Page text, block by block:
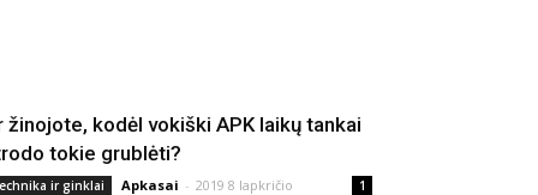
žinojote, kodėl vokiški APK laikų tankai
tokie grublėti?
ir ginklai Apkasai - 2019 8 lapkričio 1